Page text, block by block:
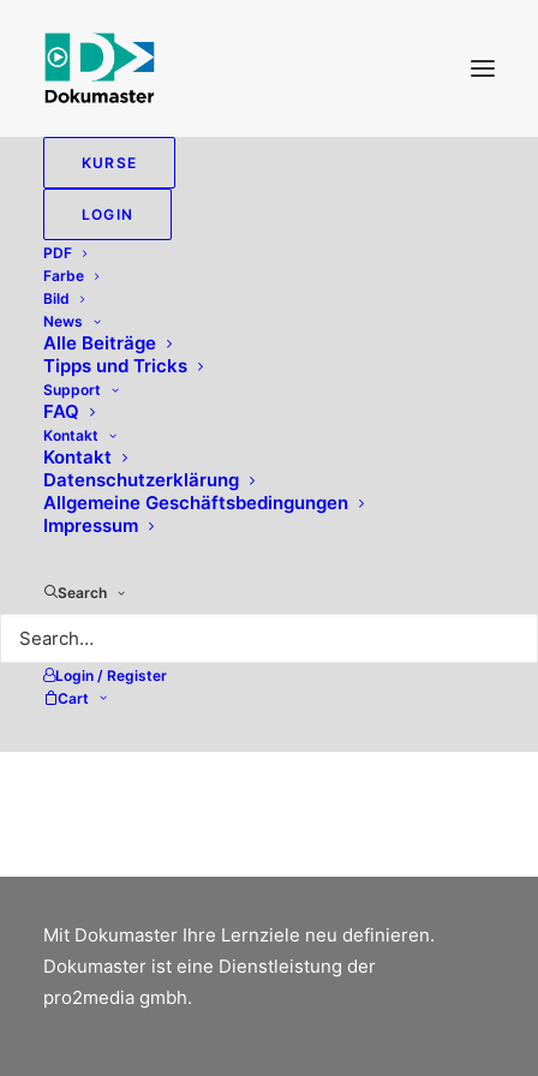
KURSE
LOGIN
PDF
Farbe
Bild
News
Alle Beiträge
Tipps und Tricks
Support
FAQ
Kontakt
Kontakt
Datenschutzerklärung
Allgemeine Geschäftsbedingungen
Impressum
Search
Login / Register
Cart
TEXTERKENNUNG
PDF-XChange Pro (Win) – die
kostengünstige Alternative zu
Adobe Acrobat
Mit Dokumaster Ihre Lernziele neu definieren.
Dokumaster ist eine Dienstleistung der
pro2media gmbh.